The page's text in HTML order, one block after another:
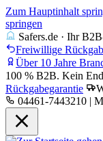
Zum Hauptinhalt
springen
Safers.de · Ihr
Freiwillige
Über 10 Jahre
100 % B2B. Kein
Rückgabegarantie
04461-7443210 |